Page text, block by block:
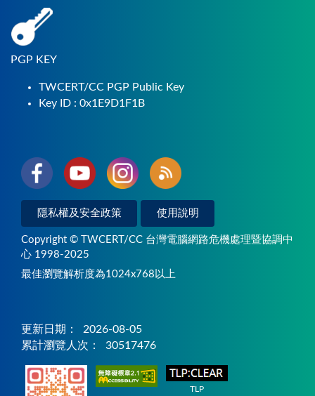
PGP KEY
TWCERT/CC PGP Public Key
Key ID : 0x1E9D1F1B
隱私權及安全政策 使用說明
Copyright © TWCERT/CC 台灣電腦網路危機處理暨協調中
心 1998-2025
最佳瀏覽解析度為1024x768以上
更新日期：
2026-08-05
累計瀏覽人次：
30517476
TLP